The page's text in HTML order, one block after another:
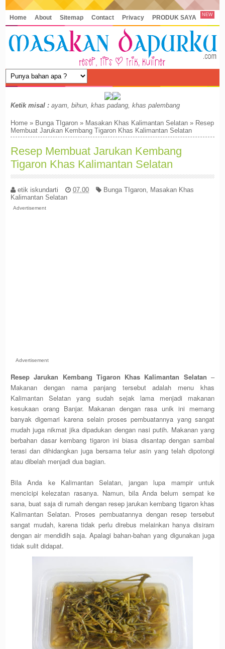
Home About Sitemap Contact Privacy PRODUK SAYA NEW
Ketik misal : ayam, bihun, khas padang, khas palembang
Home » Bunga TIgaron » Masakan Khas Kalimantan Selatan » Resep
Membuat Jarukan Kembang Tigaron Khas Kalimantan Selatan
Resep Membuat Jarukan Kembang
Tigaron Khas Kalimantan Selatan
etik iskundarti 07.00 Bunga TIgaron Masakan Khas
Kalimantan Selatan
Advertisement
Advertisement
Resep Jarukan Kembang Tigaron Khas Kalimantan Selatan –
Makanan dengan nama panjang tersebut adalah menu khas
Kalimantan Selatan yang sudah sejak lama menjadi makanan
kesukaan orang Banjar. Makanan dengan rasa unik ini memang
banyak digemari karena selain proses pembuatannya yang sangat
mudah juga nikmat jika dipadukan dengan nasi putih. Makanan yang
berbahan dasar kembang tigaron ini biasa disantap dengan sambal
terasi dan dihidangkan juga bersama telur asin yang telah dipotongi
atau dibelah menjadi dua bagian.
Bila Anda ke Kalimantan Selatan, jangan lupa mampir untuk
mencicipi kelezatan rasanya. Namun, bila Anda belum sempat ke
sana, buat saja di rumah dengan resep jarukan kembang tigaron khas
Kalimantan Selatan. Proses pembuatannya dengan resep tersebut
sangat mudah, karena tidak perlu direbus melainkan hanya disiram
dengan air mendidih saja. Apalagi bahan-bahan yang digunakan juga
tidak sulit didapat.